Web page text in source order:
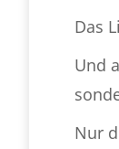
Das
Und
Nur